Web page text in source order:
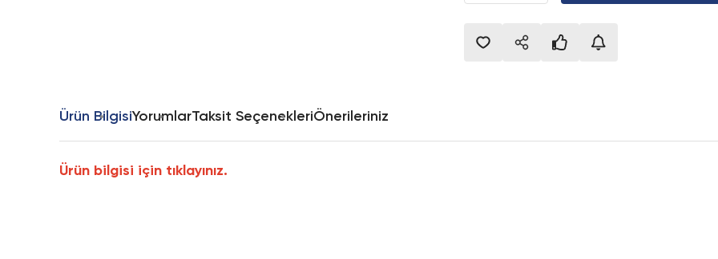
Ürün BilgisiYorumlarTaksit SeçenekleriÖnerileriniz
Ürün bilgisi için tıklayınız.